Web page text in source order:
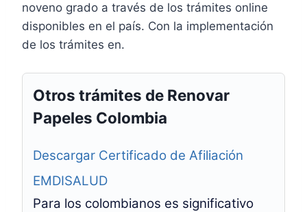
noveno grado a través de los trámites online
disponibles en el país. Con la implementación
de los trámites en.
Otros trámites de Renovar
Papeles Colombia
Descargar Certificado de Afiliación
EMDISALUD
Para los colombianos es significativo